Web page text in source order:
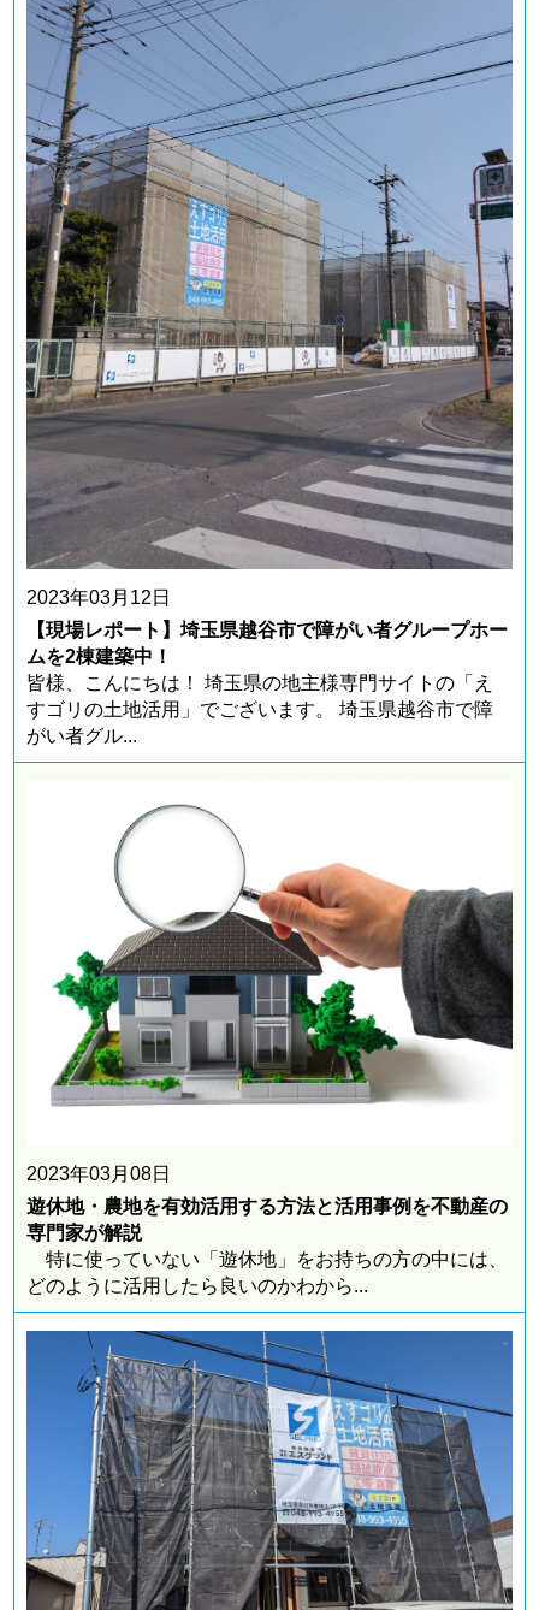
所在地 ： 埼玉県春日部市
埼玉県春日部市で木造3階建てアパートを設計・施
工させて頂きました。 利回り最大・・・
埼玉県吉川市に高入居率アパート建築
所在地 ： 埼玉県吉川市
埼玉県吉川市にアパートを設計・施工しました。
中長期的に高入居率を実現できるよ・・・
東京都北区王子の狭小地をアパートで活用
所在地 ： 東京都北区
さいたま市で特別養護老人ホームを建築
所在地 ： 埼玉県さいたま市
更地の大きな土地に延べ床面積452坪の特別養護老
人ホームを建築いたしました。 ・・・
2023年03月12日
【現場レポート】埼玉県越谷市で障がい者グループホー
ムを2棟建築中！
皆様、こんにちは！ 埼玉県の地主様専門サイトの「え
すゴリの土地活用」でございます。 埼玉県越谷市で障
がい者グル...
2023年03月08日
遊休地・農地を有効活用する方法と活用事例を不動産の
専門家が解説
特に使っていない「遊休地」をお持ちの方の中には、
どのように活用したら良いのかわから...